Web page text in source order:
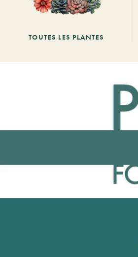
TOUTES LES PLANTES